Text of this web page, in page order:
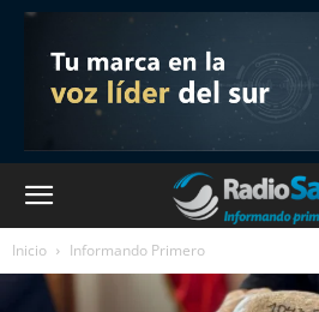
Inicio Informando Primero